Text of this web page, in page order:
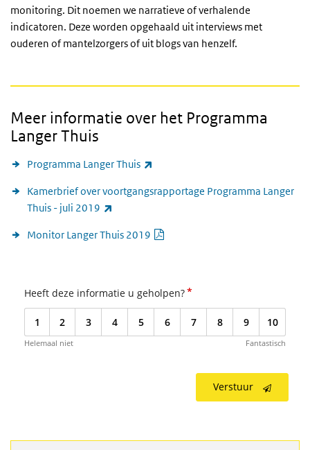
monitoring. Dit noemen we narratieve of verhalende
indicatoren. Deze worden opgehaald uit interviews met
ouderen of mantelzorgers of uit blogs van henzelf.
Meer informatie over het Programma
Langer Thuis
Programma Langer Thuis
Kamerbrief over voortgangsrapportage Programma Langer
Thuis - juli 2019
Monitor Langer Thuis 2019
Heeft deze informatie u geholpen?*
1 2 3 4 5 6 7 8 9 10
Helemaal niet Fantastisch
Verstuur